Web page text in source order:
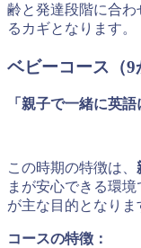
齢と発達段階に合
るカギとなります。
ベビーコース（9
「親子で一緒に英
この時期の特徴は、
まが安心できる環境
が主な目的となりま
コースの特徴：